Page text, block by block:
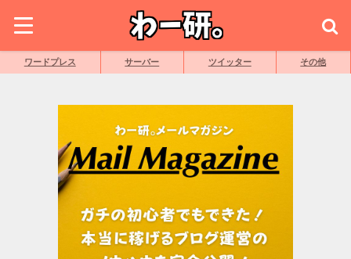
ワードプレス サーバー ツイッター その他